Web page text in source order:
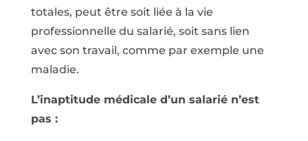
totales, peut être soit liée à la vie
professionnelle du salarié, soit sans lien
avec son travail, comme par exemple une
maladie.
L’inaptitude médicale d’un salarié n’est
pas :